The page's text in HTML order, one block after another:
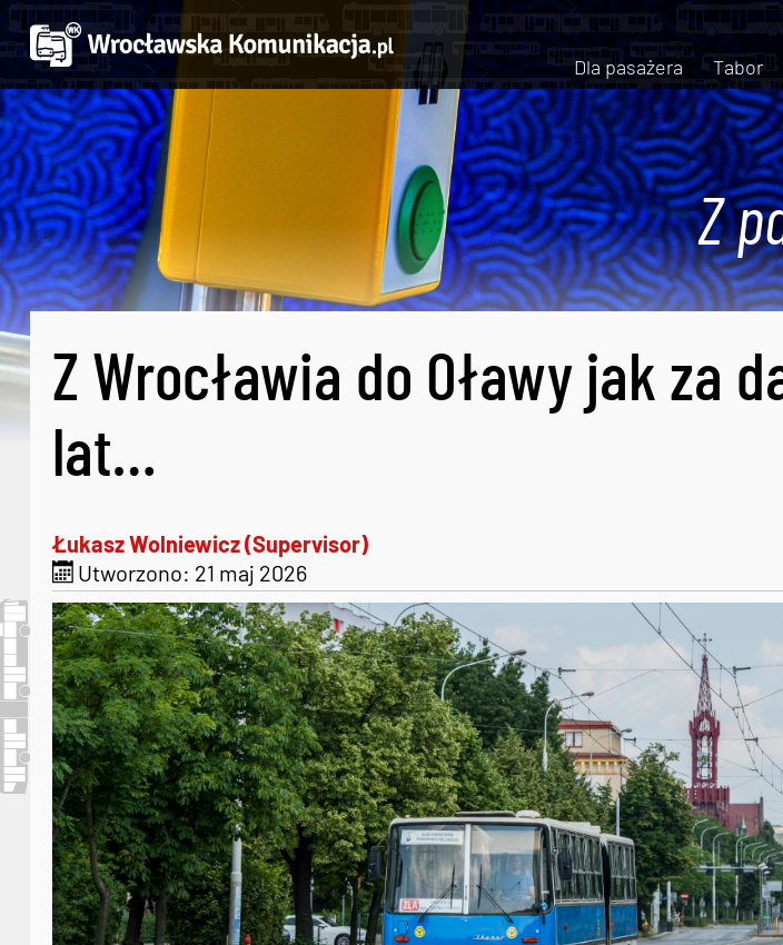
Dla pasażera Tabor
Z
Z Wrocławia do Oławy jak za
lat…
Łukasz Wolniewicz (Supervisor)
Utworzono: 21 maj 2026